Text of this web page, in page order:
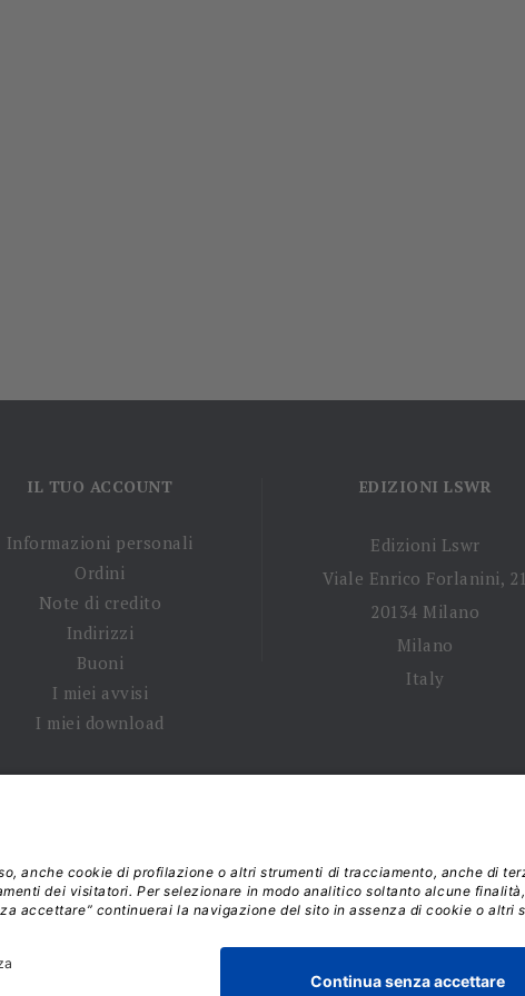
IL TUO ACCOUNT
Informazioni personali
Ordini
Note di credito
Indirizzi
Buoni
I miei avvisi
I miei download
EDIZIONI LSWR
Edizioni Lswr
Viale Enrico Forlanini, 21
20134 Milano
Milano
Italy
© 2026 - La Tribuna S.r.l. | P.IVA 01702840180 | C.F. 01107460337
Responsabile della Protezione dei Dati: dpo@lswr.it
Viale Enrico Forlanini, 21 - 20134 Milano (MI)